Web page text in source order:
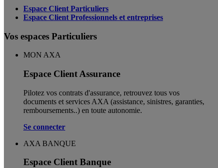
Espace Client Particuliers
Espace Client Professionnels et entreprises
Vos espaces Particuliers
MON AXA
Espace Client Assurance
Pilotez vos contrats d'assurance, retrouvez tous vos
documents et services AXA (assistance, sinistres, garanties,
remboursements..) en toute autonomie. ​
Se connecter
AXA BANQUE
Espace Client Banque